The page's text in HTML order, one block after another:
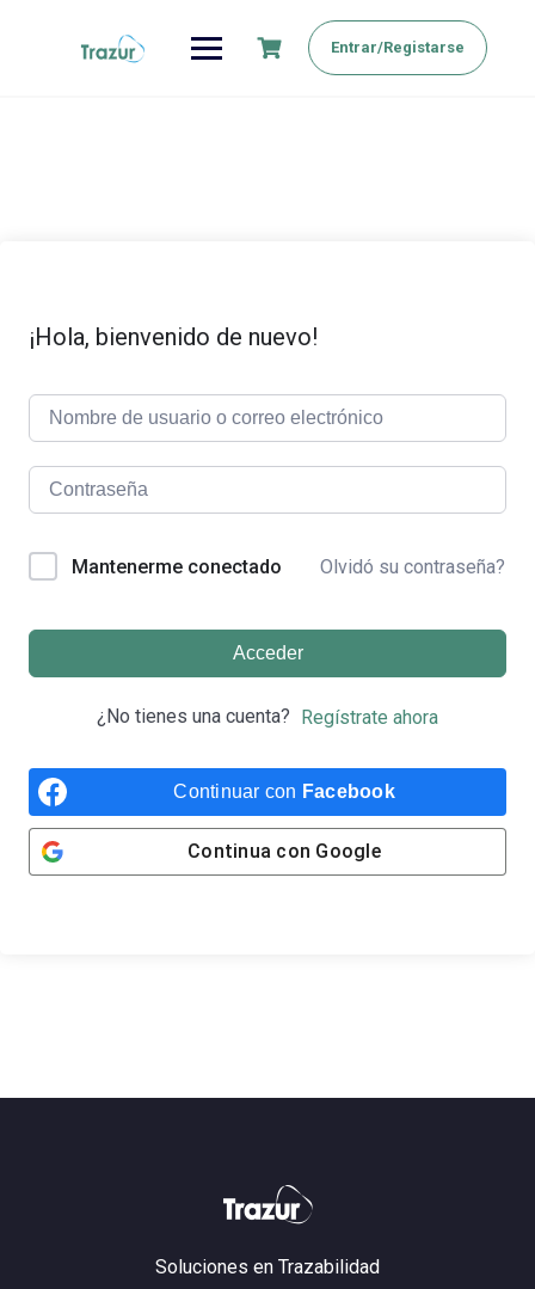
Entrar/Registarse
¡Hola, bienvenido de nuevo!
Mantenerme conectado Olvidó su contraseña?
Acceder
¿No tienes una cuenta? Regístrate ahora
Continuar con Facebook
Continua con Google
Soluciones en Trazabilidad